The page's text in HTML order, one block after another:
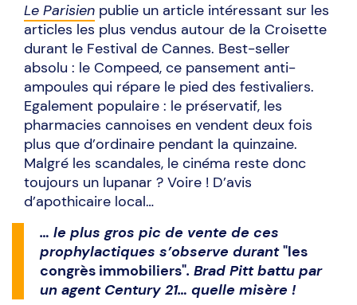
Le Parisien publie un article intéressant sur les
articles les plus vendus autour de la Croisette
durant le Festival de Cannes. Best-seller
absolu : le Compeed, ce pansement anti-
ampoules qui répare le pied des festivaliers.
Egalement populaire : le préservatif, les
pharmacies cannoises en vendent deux fois
plus que d’ordinaire pendant la quinzaine.
Malgré les scandales, le cinéma reste donc
toujours un lupanar ? Voire ! D’avis
d’apothicaire local…
… le plus gros pic de vente de ces
prophylactiques s’observe durant"les
congrès immobiliers". Brad Pitt battu par
un agent Century 21… quelle misère !